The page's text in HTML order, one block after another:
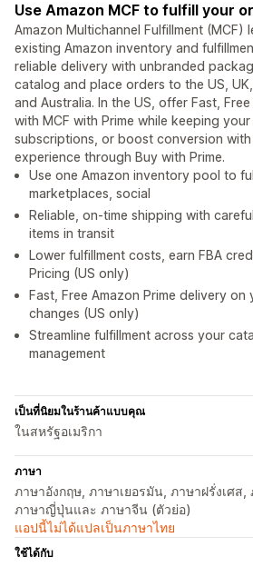
Use Amazon MCF to fulfill your
Amazon Multichannel Fulfillment (MCF)
existing Amazon inventory and
reliable delivery with unbranded
catalog and place orders to the US,
and Australia. In the US, offer Fast,
with MCF with Prime while keeping
subscriptions, or boost conversion with
experience through Buy with Prime.
Use one Amazon inventory pool to
marketplaces, social
Reliable, on-time shipping with
items in transit
Lower fulfillment costs, earn FBA
Pricing (US only)
Fast, Free Amazon Prime delivery
changes (US only)
Streamline fulfillment across your
management
เป็นที่นิยมในร้านค้าแบบคุณ
ในสหรัฐอเมริกา
ภาษา
ภาษาอังกฤษ, ภาษาเยอรมัน, ภาษาฝรั่งเศส
ภาษาญี่ปุ่นและ ภาษาจีน (ตัวย่อ)
แอปนี้ไม่ได้แปลเป็นภาษาไทย
ใช้ได้กับ